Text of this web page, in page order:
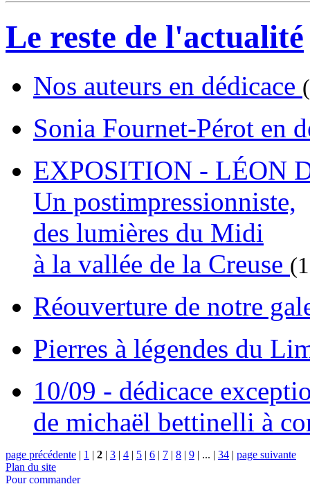
Le reste de l'actualité
Nos auteurs en dédicace
Sonia Fournet-Pérot en
EXPOSITION - LÉON
Un postimpressionniste,
des lumières du Midi
à la vallée de la Creuse
Réouverture de notre
Pierres à légendes du
10/09 - dédicace
de michaël bettinelli à
page précédente | 1 | 2 | 3 | 4 | 5 | 6 | 7 | 8 | 9 | ... | 34 | page suivante
Plan du site
Pour commander